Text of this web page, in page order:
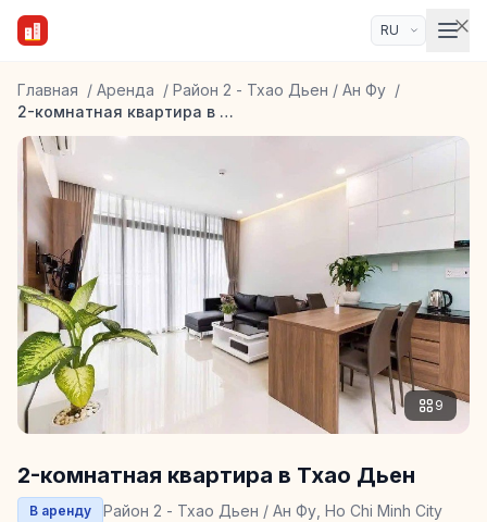
Главная / Аренда / Район 2 - Тхао Дьен / Ан Фу /
2-комнатная квартира в Тхао Дьен
9
2-комнатная квартира в Тхао Дьен
В аренду Район 2 - Тхао Дьен / Ан Фу, Ho Chi Minh City